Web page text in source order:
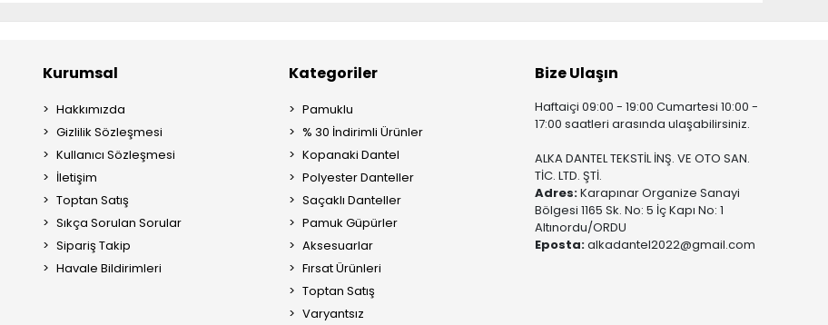
Kurumsal
Hakkımızda
Gizlilik Sözleşmesi
Kullanıcı Sözleşmesi
İletişim
Toptan Satış
Sıkça Sorulan Sorular
Sipariş Takip
Havale Bildirimleri
Kategoriler
Pamuklu
% 30 İndirimli Ürünler
Kopanaki Dantel
Polyester Danteller
Saçaklı Danteller
Pamuk Güpürler
Aksesuarlar
Fırsat Ürünleri
Toptan Satış
Varyantsız
Bize Ulaşın
Haftaiçi 09:00 - 19:00 Cumartesi 10:00 -
17:00 saatleri arasında ulaşabilirsiniz.
ALKA DANTEL TEKSTİL İNŞ. VE OTO SAN.
TİC. LTD. ŞTİ.
Adres:Karapınar Organize Sanayi
Bölgesi 1165 Sk. No: 5 İç Kapı No: 1
Altınordu/ORDU
Eposta:alkadantel2022@gmail.com